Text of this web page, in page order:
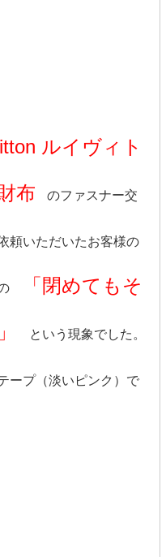
ルイヴィト
布 のファスナー交
頼いただいたお客様の
「閉めてもそ
という現象でした。
ープ（淡いピンク）で